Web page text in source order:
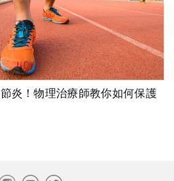
炎！物理治療師教你如何保護